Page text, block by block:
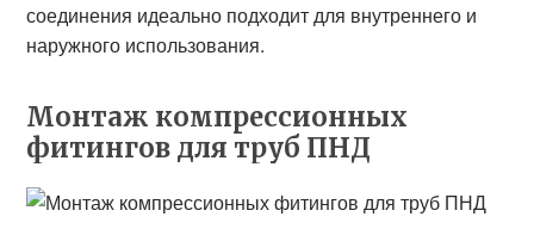
соединения идеально подходит для внутреннего и
наружного использования.
Монтаж компрессионных
фитингов для труб ПНД